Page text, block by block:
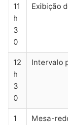
11
h
3
0
Exibição
12
h
3
0
Intervalo
1
Mesa-